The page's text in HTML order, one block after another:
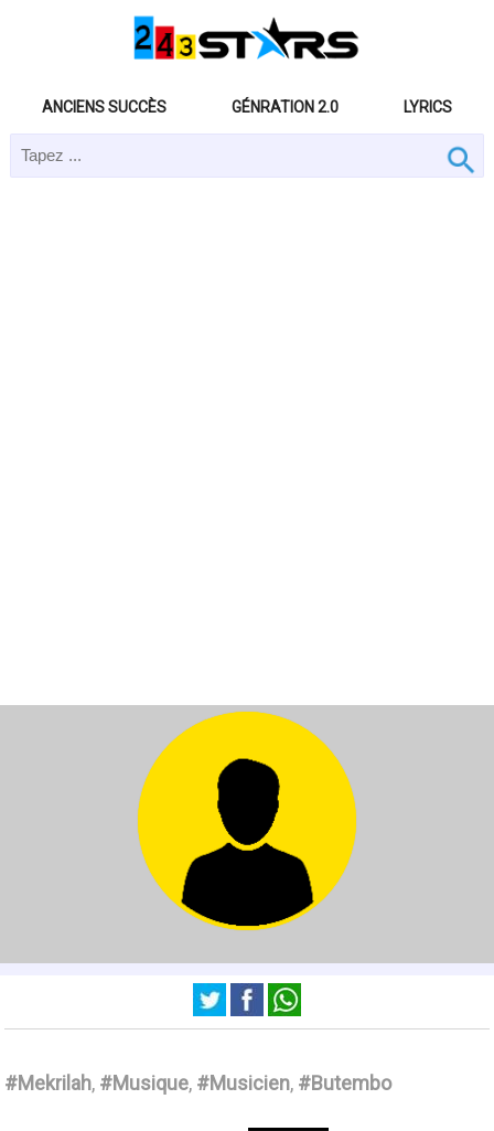
ANCIENS SUCCÈS GÉNRATION 2.0 LYRICS
#Mekrilah, #Musique, #Musicien, #Butembo